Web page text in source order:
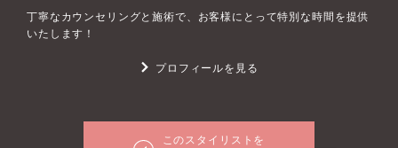
丁寧なカウンセリングと施術で、お客様にとって特別な時間を提供
いたします！
プロフィールを見る
このスタイリストを